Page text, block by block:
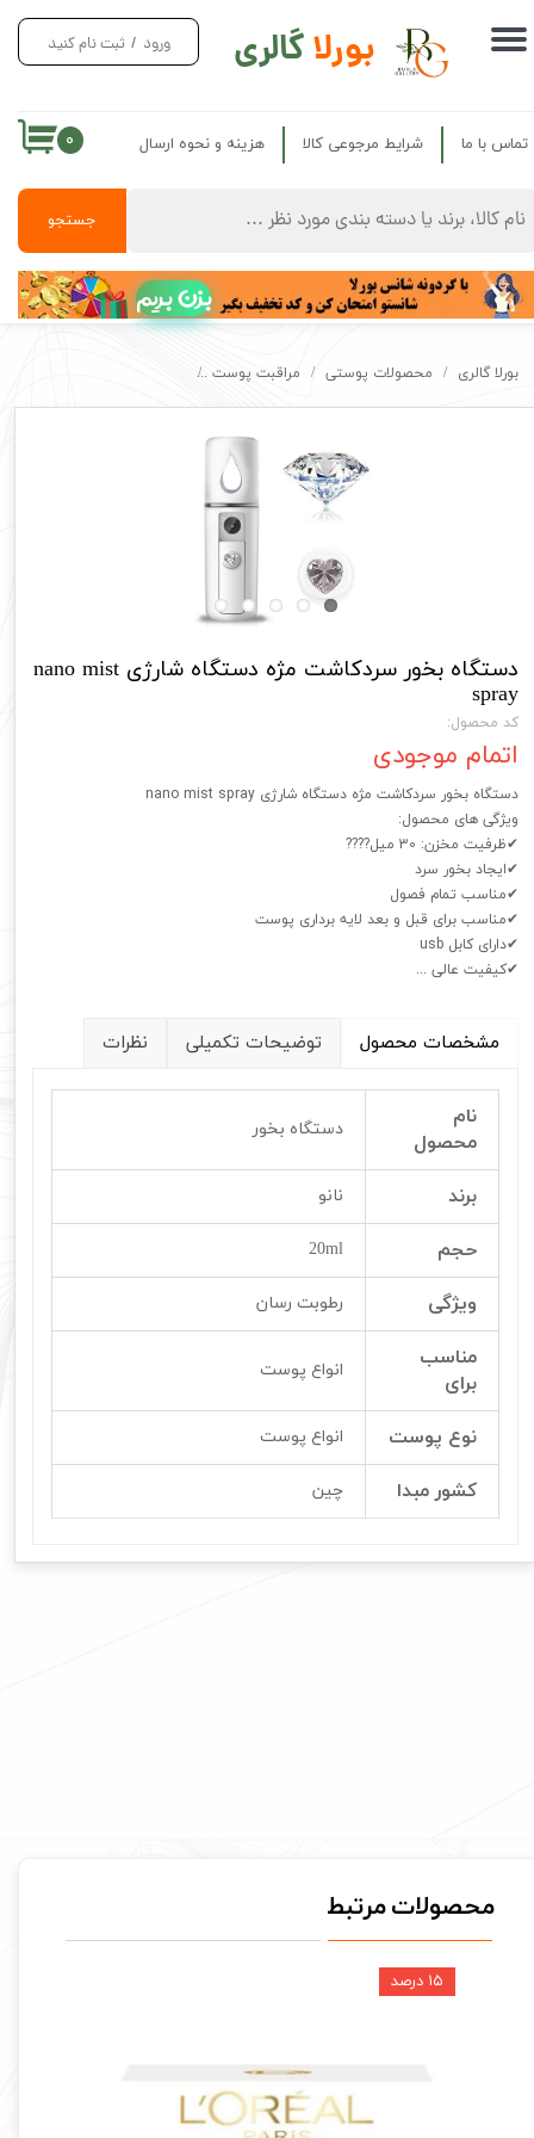
بورلاگالری
جستجو
ورود / ثبت نام کنید
حساب کاربری من
سفارشات
خروج از حساب کاربری
۰ تماس با ما شرایط مرجوعی کالا هزینه و نحوه ارسال
بزن بریم
بورلا گالری محصولات پوستی مراقبت پوست
دستگاه بخور سردکاشت مژه دستگاه شارژی nano mist
spray
کد محصول:
اتمام موجودی
دستگاه بخور سردکاشت مژه دستگاه شارژی nano mist spray
ویژگی های محصول:
✔ظرفیت مخزن: 30 میل????
✔ایجاد بخور سرد
✔مناسب تمام فصول
✔مناسب برای قبل و بعد لایه برداری پوست
✔دارای کابل usb
✔کیفیت عالی ...
مشخصات محصول توضیحات تکمیلی نظرات
نام
محصول
دستگاه بخور
برند نانو
حجم 20ml
ویژگی رطوبت رسان
مناسب
برای
انواع پوست
نوع پوست انواع پوست
کشور مبدا چین
محصولات مرتبط
۱۵ درصد